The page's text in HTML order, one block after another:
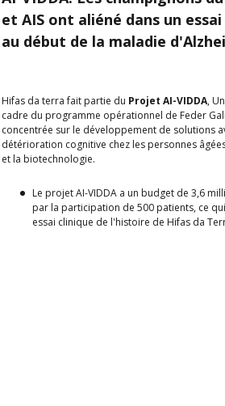
et AIS ont aliéné dans un
au début de la maladie
Hifas da terra fait partie du Projet AI-VIDDA,
cadre du programme opérationnel de Feder
concentrée sur le développement de solutions
détérioration cognitive chez les personnes
et la biotechnologie.
Le projet AI-VIDDA a un budget de 3,6
par la participation de 500 patients, ce
essai clinique de l'histoire de Hifas da